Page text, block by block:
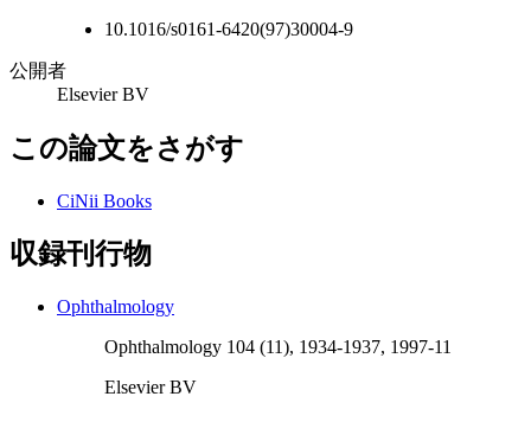
10.1016/s0161-6420(97)30004-9
公開者
Elsevier BV
この論文をさがす
CiNii Books
収録刊行物
Ophthalmology
Ophthalmology 104 (11), 1934-1937, 1997-11
Elsevier BV